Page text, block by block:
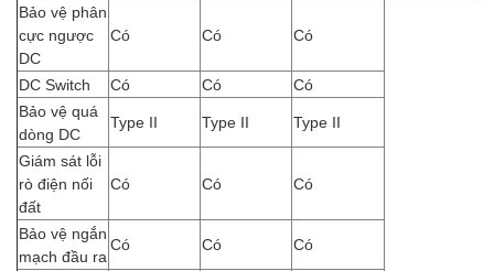
Bảo vệ phân
cực ngược
DC
Có Có Có
DC Switch Có Có
Có
Bảo vệ quá
dòng DC
Type II Type II Type II
Giám sát lỗi
rò điện nối
đất
Có Có Có
Bảo vệ ngắn
mạch đầu ra
Có Có Có